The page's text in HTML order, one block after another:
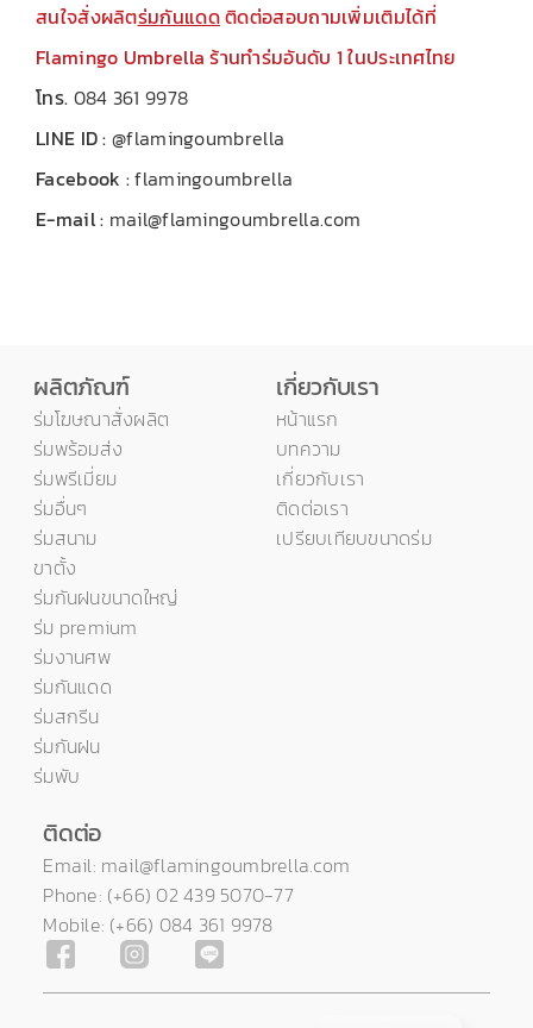
สนใจสั่งผลิตร่มกันแดดติดต่อสอบถามเพิ่มเติมได้ที่
Flamingo Umbrella ร้านทำร่มอันดับ 1 ในประเทศไทย
โทร. 084 361 9978
LINE ID : @flamingoumbrella
Facebook :flamingoumbrella
E-mail : mail@flamingoumbrella.com
ผลิตภัณฑ์
ร่มโฆษณาสั่งผลิต
ร่มพร้อมส่ง
ร่มพรีเมี่ยม
ร่มอื่นๆ
ร่มสนาม
ขาตั้ง
ร่มกันฝนขนาดใหญ่
ร่ม premium
ร่มงานศพ
ร่มกันแดด
ร่มสกรีน
ร่มกันฝน
ร่มพับ
เกี่ยวกับเรา
หน้าแรก
บทความ
เกี่ยวกับเรา
ติดต่อเรา
เปรียบเทียบขนาดร่ม
ติดต่อ
Email: mail@flamingoumbrella.com
Phone: (+66) 02 439 5070-77
Mobile: (+66) 084 361 9978